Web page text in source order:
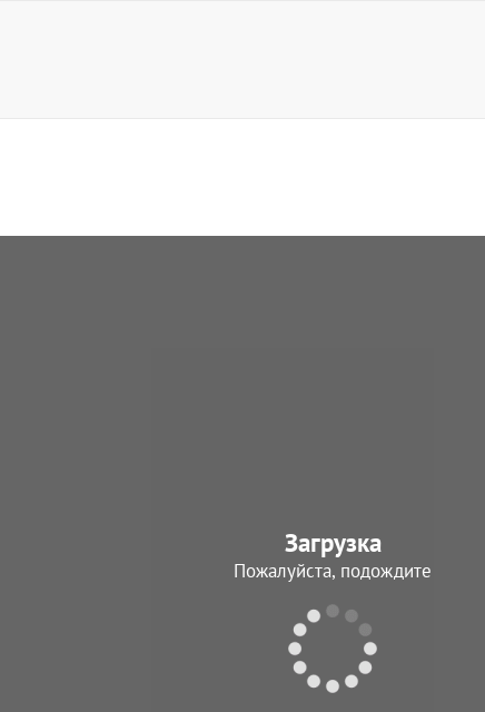
Загрузка
Пожалуйста, подождите